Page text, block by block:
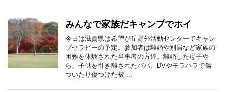
みんなで家族だキャンプでホイ
今日は滋賀県は希望が丘野外活動センターでキャン
プセラピーの予定。参加者は離婚や別居など家族の
困難を体験された当事者の方達。離婚した母子や
ら、子供を引き離されたパパ、DVやモラハラで傷
ついたり傷つけた被 ...